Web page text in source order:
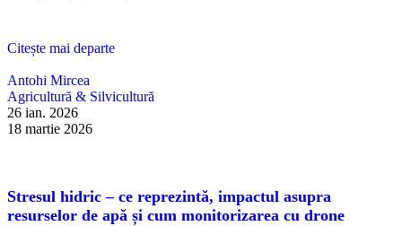
Citește mai departe
Antohi Mircea
Agricultură & Silvicultură
26 ian. 2026
18 martie 2026
Stresul hidric – ce reprezintă, impactul asupra
resurselor de apă și cum monitorizarea cu drone